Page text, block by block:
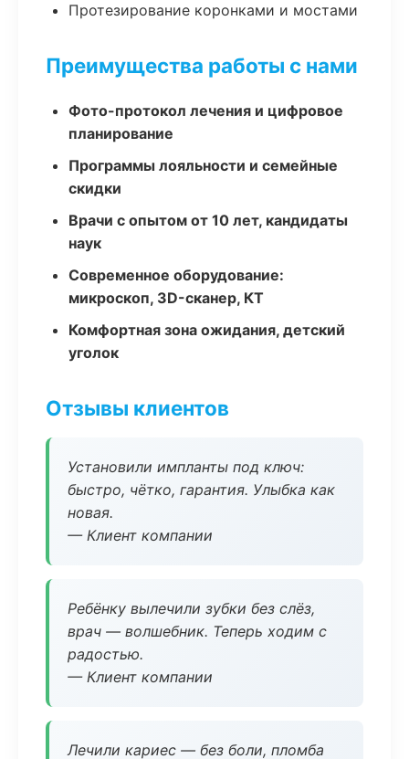
Протезирование коронками и мостами
Преимущества работы с нами
Фото-протокол лечения и цифровое
планирование
Программы лояльности и семейные
скидки
Врачи с опытом от 10 лет, кандидаты
наук
Современное оборудование:
микроскоп, 3D-сканер, КТ
Комфортная зона ожидания, детский
уголок
Отзывы клиентов
Установили импланты под ключ:
быстро, чётко, гарантия. Улыбка как
новая.
— Клиент компании
Ребёнку вылечили зубки без слёз,
врач — волшебник. Теперь ходим с
радостью.
— Клиент компании
Лечили кариес — без боли, пломба